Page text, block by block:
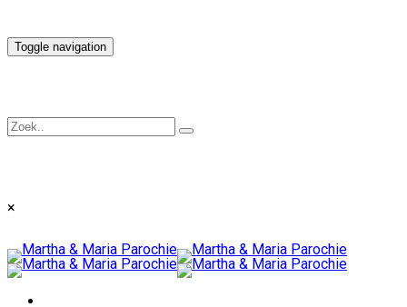
Toggle navigation
×